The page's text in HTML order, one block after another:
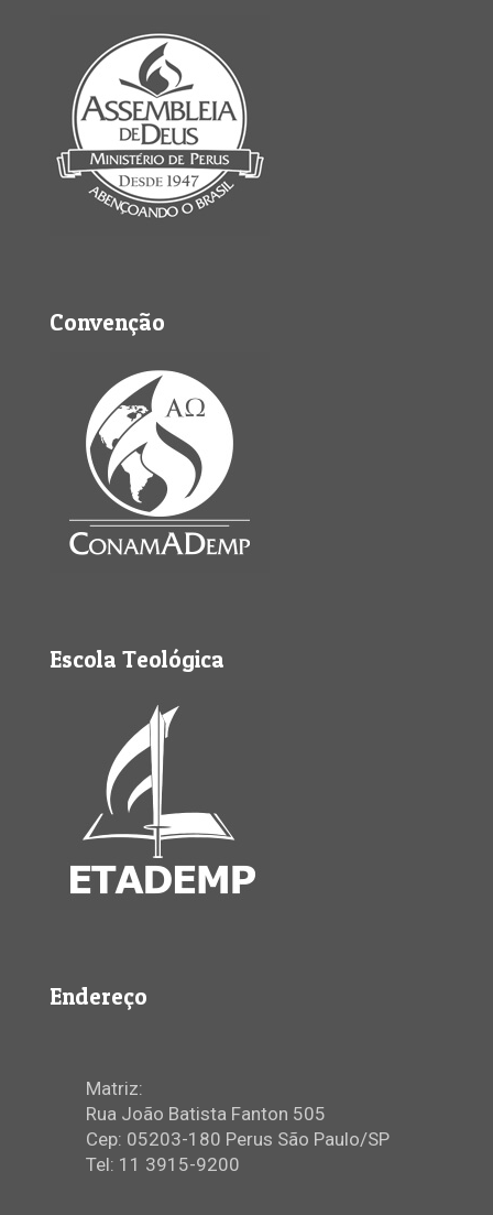
Convenção
Escola Teológica
Endereço
Matriz:
Rua João Batista Fanton 505
Cep: 05203-180 Perus São Paulo/SP
Tel: 11 3915-9200